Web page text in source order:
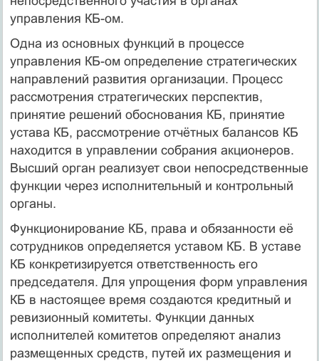
управления КБ-ом.
Одна из основных функций в процессе
управления КБ-ом определение стратегических
направлений развития организации. Процесс
рассмотрения стратегических перспектив,
принятие решений обоснования КБ, принятие
устава КБ, рассмотрение отчётных балансов КБ
находится в управлении собрания акционеров.
Высший орган реализует свои непосредственные
функции через исполнительный и контрольный
органы.
Функционирование КБ, права и обязанности её
сотрудников определяется уставом КБ. В уставе
КБ конкретизируется ответственность его
председателя. Для упрощения форм управления
КБ в настоящее время создаются кредитный и
ревизионный комитеты. Функции данных
исполнителей комитетов определяют анализ
размещенных средств, путей их размещения и